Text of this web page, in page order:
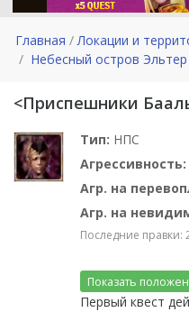
Главная
Локации и
Небесный остров Эльтер
<Приспешники
Тип: НПС
Агрессивность:
Агр. на
Агр. на
Последние правки:
Показать
Первый квест